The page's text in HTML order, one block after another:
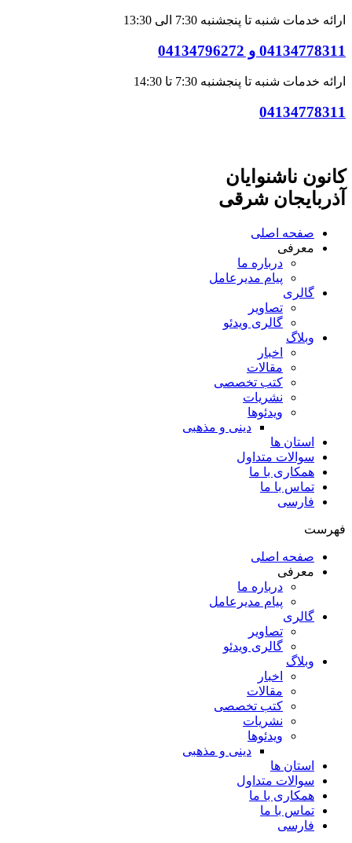
ارائه خدمات شنبه تا پنجشنبه 7:30 الی 13:30
04134778311 و 04134796272
ارائه خدمات شنبه تا پنجشنبه 7:30 تا 14:30
04134778311
کانون ناشنوایان
آذربایجان شرقی
صفحه اصلی
معرفی
درباره ما
پیام مدیرعامل
گالری
تصاویر
گالری ویدئو
وبلاگ
اخبار
مقالات
کتب تخصصی
نشریات
ویدئوها
دینی و مذهبی
استان ها
سوالات متداول
همکاری با ما
تماس با ما
فارسی
فهرست
صفحه اصلی
معرفی
درباره ما
پیام مدیرعامل
گالری
تصاویر
گالری ویدئو
وبلاگ
اخبار
مقالات
کتب تخصصی
نشریات
ویدئوها
دینی و مذهبی
استان ها
سوالات متداول
همکاری با ما
تماس با ما
فارسی